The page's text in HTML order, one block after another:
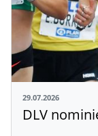
29.07.2026